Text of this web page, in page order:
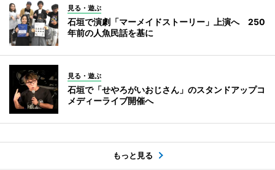
見る・遊ぶ
石垣で演劇「マーメイドストーリー」上演へ 250
年前の人魚民話を基に
見る・遊ぶ
石垣で「せやろがいおじさん」のスタンドアップコ
メディーライブ開催へ
もっと見る